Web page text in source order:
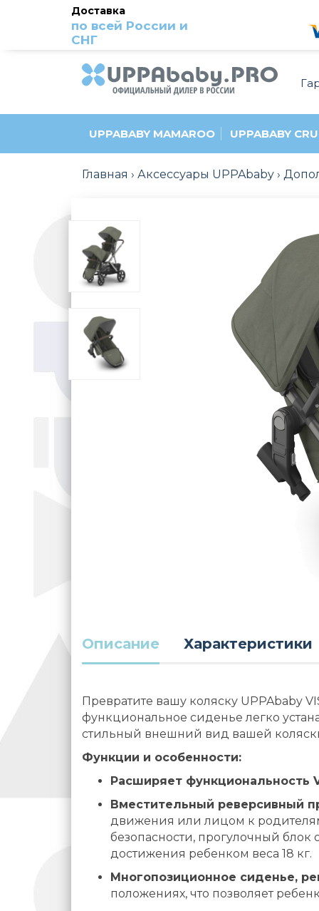
Доставка
по всей России и
СНГ
UPPABABY MAMAROO UPPABABY
Главная Аксессуары UPPAbaby
Описание Характеристики
Превратите вашу коляску UPPAbaby
функциональное сиденье легко
стильный внешний вид вашей
Функции и особенности:
Расширяет функциональность
Вместительный реверсивный
движения или лицом к
безопасности, прогулочный блок
достижения ребенком веса 18 кг.
Многопозиционное сиденье,
положениях, что позволяет